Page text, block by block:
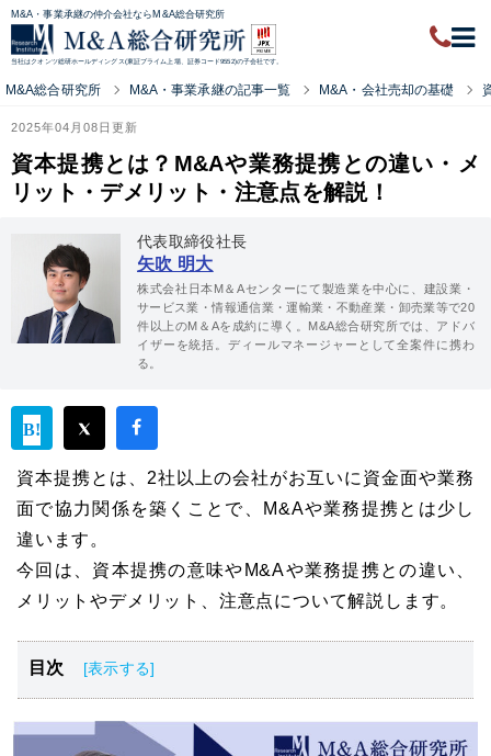
M&A・事業承継の仲介会社ならM&A総合研究所
当社はクオンツ総研ホールディングス(東証プライム上場、証券コード9552)の子会社です。
M&A総合研究所 M&A・事業承継の記事一覧 M&A・会社売却の基礎
2025年04月08日更新
資本提携とは？M&Aや業務提携との違い・メ
リット・デメリット・注意点を解説！
代表取締役社長
矢吹 明大
株式会社日本M＆Aセンターにて製造業を中心に、建設業・
サービス業・情報通信業・運輸業・不動産業・卸売業等で20
件以上のM＆Aを成約に導く。M&A総合研究所では、アドバ
イザーを統括。ディールマネージャーとして全案件に携わ
る。
資本提携とは、2社以上の会社がお互いに資金面や業務
面で協力関係を築くことで、M&Aや業務提携とは少し
違います。
今回は、資本提携の意味やM&Aや業務提携との違い、
メリットやデメリット、注意点について解説します。
目次
資本提携とは
資本提携のメリットとデメリット